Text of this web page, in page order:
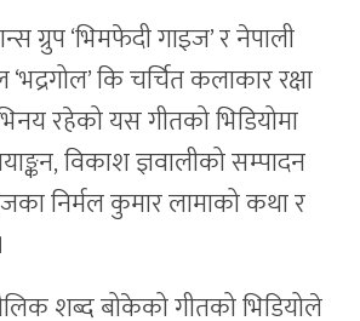
ग्रुप ‘भिमफेदी गाइज’ र नेपाली
कि चर्चित कलाकार रक्षा
रहेको यस गीतको भिडियोमा
विकाश ज्ञवालीको सम्पादन
निर्मल कुमार लामाको कथा र
शब्द बोकेको गीतको भिडियोले